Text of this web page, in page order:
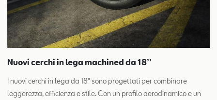
Nuovi cerchi in lega machined da 18’’
I nuovi cerchi in lega da 18" sono progettati per combinare
leggerezza, efficienza e stile. Con un profilo aerodinamico e un